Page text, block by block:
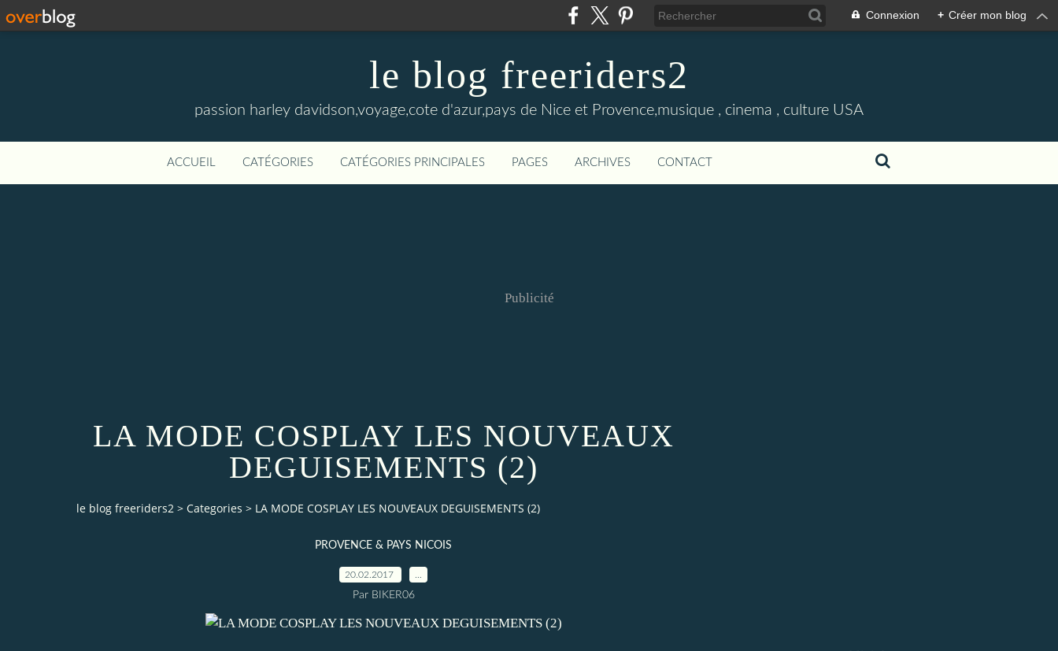
Connexion + Créer mon blog
le blog freeriders2
passion harley davidson,voyage,cote d'azur,pays de Nice et Provence,musique , cinema , culture USA
ACCUEIL CATÉGORIES CATÉGORIES PRINCIPALES PAGES ARCHIVES CONTACT
Publicité
LA MODE COSPLAY LES NOUVEAUX
DEGUISEMENTS (2)
le blog freeriders2 > Categories > LA MODE COSPLAY LES NOUVEAUX DEGUISEMENTS (2)
PROVENCE & PAYS NICOIS
20.02.2017
Par BIKER06